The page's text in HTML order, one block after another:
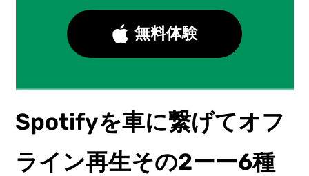
無料体験
Spotifyを車に繋げてオフ
ライン再生その2ーー6種